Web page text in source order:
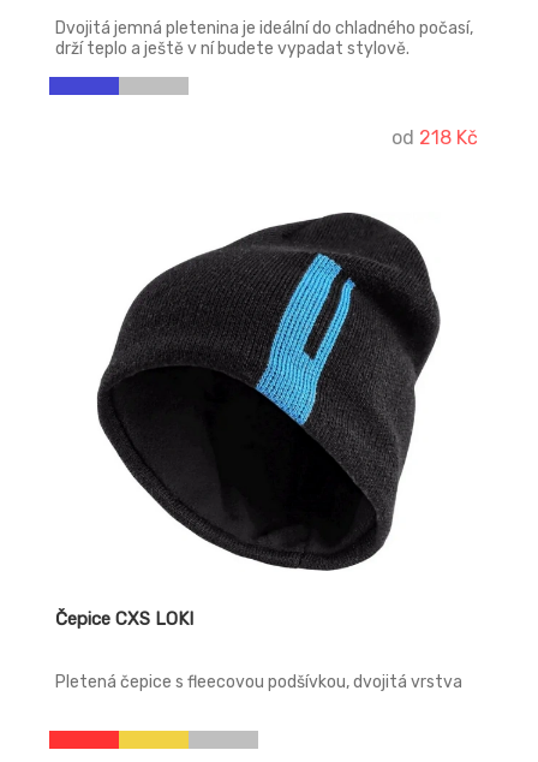
Dvojitá jemná pletenina je ideální do chladného počasí,
drží teplo a ještě v ní budete vypadat stylově.
od 218 Kč
Čepice CXS LOKI
Pletená čepice s fleecovou podšívkou, dvojitá vrstva